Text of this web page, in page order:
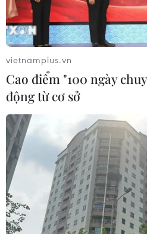
vietnamplus.vn
Cao điểm "100 ngày
động từ cơ sở